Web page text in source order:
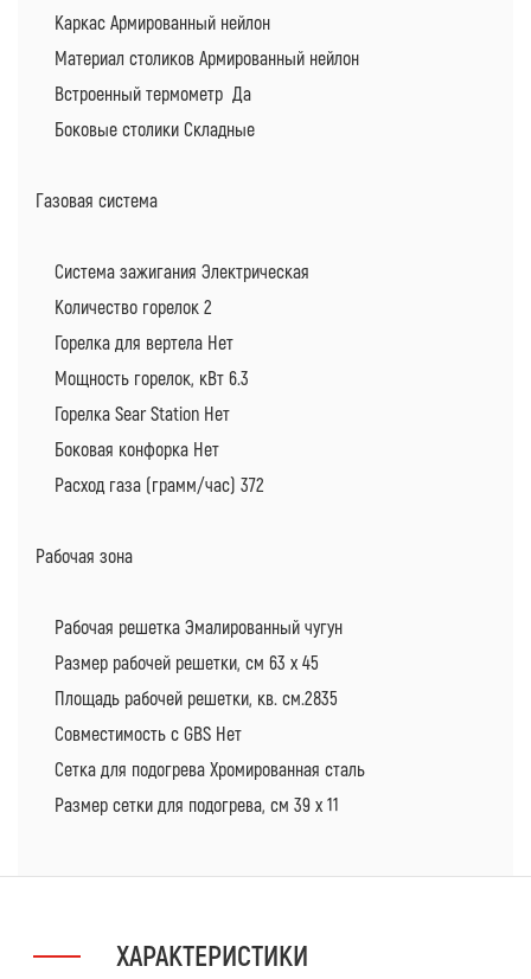
Каркас Армированный нейлон
Материал столиков Армированный нейлон
Встроенный термометр Да
Боковые столики Складные
Газовая система
Система зажигания Электрическая
Количество горелок 2
Горелка для вертела Нет
Мощность горелок, кВт 6.3
Горелка Sear Station Нет
Боковая конфорка Нет
Расход газа (грамм/час) 372
Рабочая зона
Рабочая решетка Эмалированный чугун
Размер рабочей решетки, см 63 х 45
Площадь рабочей решетки, кв. см.2835
Совместимость с GBS Нет
Сетка для подогрева Хромированная сталь
Размер сетки для подогрева, см 39 х 11
ХАРАКТЕРИСТИКИ